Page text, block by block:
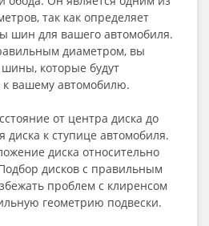
так как определяет
шин для вашего автомобиля.
диаметром, вы
которые будут
к вашему автомобилю.
от центра диска до
диска к ступице автомобиля.
диска относительно
дисков с правильным
проблем с клиренсом
геометрию подвески.